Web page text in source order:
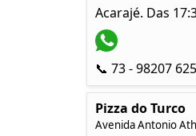
Acarajé. Das
📞 73 - 98207
Pizza do Turco
Avenida Antonio